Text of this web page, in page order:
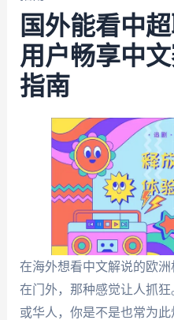
国外能看中
用户畅享中
指南
在海外想看中文解说的欧
在门外，那种感觉让人抓
或华人，你是不是也常为